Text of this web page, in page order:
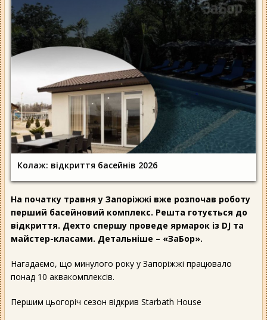
Колаж: відкриття басейнів 2026
На початку травня у Запоріжжі вже розпочав роботу
перший басейновий комплекс. Решта готується до
відкриття. Дехто спершу проведе ярмарок із DJ та
майстер-класами. Детальніше – «ЗаБор».
Нагадаємо, що минулого року у Запоріжжі працювало
понад 10 аквакомплексів.
Першим цьогоріч сезон відкрив Starbath House